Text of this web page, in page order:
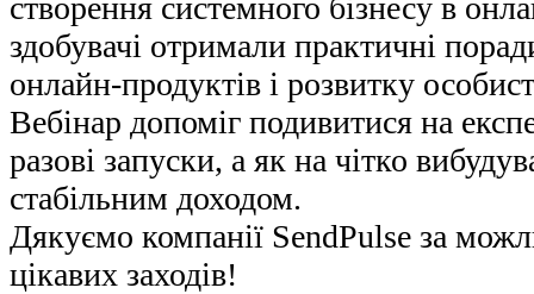
створення системного бізнесу в
здобувачі отримали практичні
онлайн-продуктів і розвитку
Вебінар допоміг подивитися на
разові запуски, а як на чітко
стабільним доходом.
Дякуємо компанії SendPulse за
цікавих заходів!